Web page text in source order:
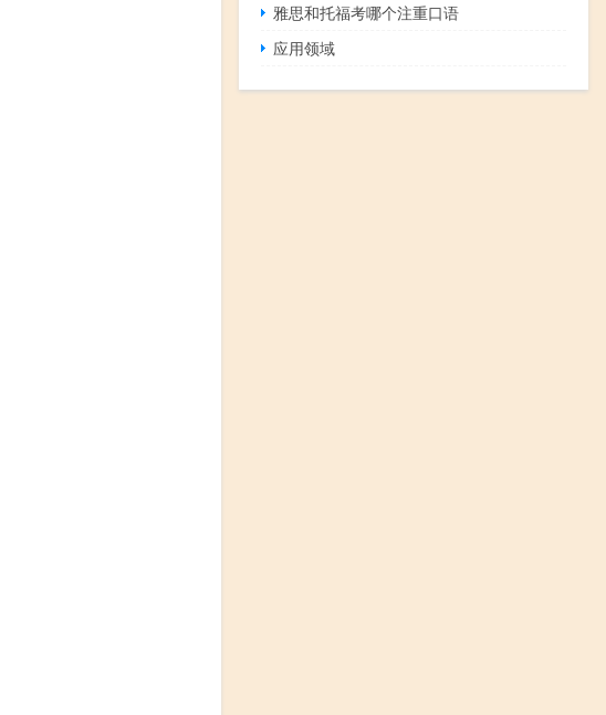
雅思和托福考哪个注重口语
应用领域